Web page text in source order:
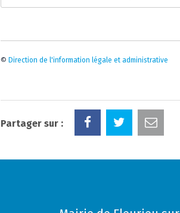
© Direction de l'information légale et administrative
Partager sur :